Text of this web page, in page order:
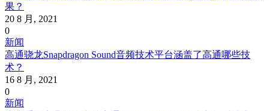
果？
20 8 月, 2021
0
新闻
高通骁龙Snapdragon Sound音频技术平台涵盖了高通哪些技
术？
16 8 月, 2021
0
新闻